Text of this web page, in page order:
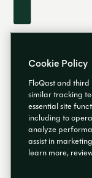
DE
Cookie Policy
FloQast and third
similar tracking
essential site
including to
analyze
assist in
learn more,